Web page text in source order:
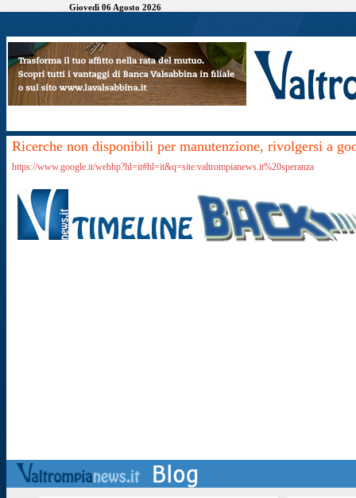
Giovedì 06 Agosto 2026
Ricerche non disponibili per manutenzione, rivolgersi a
https://www.google.it/webhp?hl=it#hl=it&q=site:valtrompianews.it%20speranza